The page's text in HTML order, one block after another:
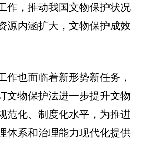
作，推动我国文物保护状况
源内涵扩大，文物保护成效
作也面临着新形势新任务，
文物保护法进一步提升文物
范化、制度化水平，为推进
体系和治理能力现代化提供